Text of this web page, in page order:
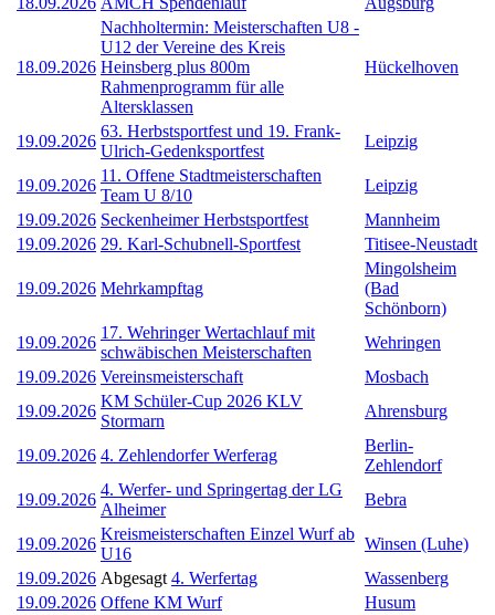
18.09.2026
Nachholtermin: Meisterschaften U8 -
U12 der Vereine des Kreis
Heinsberg plus 800m
Rahmenprogramm für alle
Altersklassen
Hückelhoven
19.09.2026
63. Herbstsportfest und 19. Frank-
Ulrich-Gedenksportfest
Leipzig
19.09.2026
11. Offene Stadtmeisterschaften
Team U 8/10
Leipzig
19.09.2026 Seckenheimer Herbstsportfest
Mannheim
19.09.2026 29. Karl-Schubnell-Sportfest Titisee-Neustadt
19.09.2026 Mehrkampftag
Mingolsheim
(Bad
Schönborn)
19.09.2026
17. Wehringer Wertachlauf mit
schwäbischen Meisterschaften
Wehringen
19.09.2026 Vereinsmeisterschaft
Mosbach
19.09.2026
KM Schüler-Cup 2026 KLV
Stormarn
Ahrensburg
19.09.2026 4. Zehlendorfer Werferag
Berlin-
Zehlendorf
19.09.2026
4. Werfer- und Springertag der LG
Alheimer
Bebra
19.09.2026
Kreismeisterschaften Einzel Wurf ab
U16
Winsen (Luhe)
19.09.2026 Abgesagt 4. Werfertag
Wassenberg
19.09.2026 Offene KM Wurf
Husum